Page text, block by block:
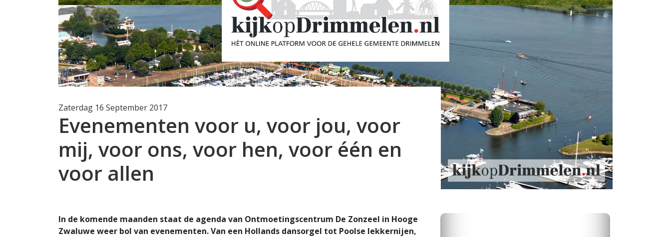
Zaterdag 16 September 2017
Evenementen voor u, voor jou, voor
mij, voor ons, voor hen, voor één en
voor allen
In de komende maanden staat de agenda van Ontmoetingscentrum De Zonzeel in Hooge
Zwaluwe weer bol van evenementen. Van een Hollands dansorgel tot Poolse lekkernijen,